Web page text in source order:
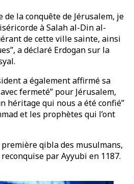
de la conquête de Jérusalem, je
à Salah al-Din al-
de cette ville sainte, ainsi
a déclaré Erdogan sur la
a également affirmé sa
fermeté” pour Jérusalem,
héritage qui nous a été confié”
et les prophètes qui l’ont
qibla des musulmans,
par Ayyubi en 1187.